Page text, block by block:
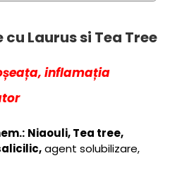
Laurus si Tea Tree
inflamația
Niaouli, Tea tree,
agent solubilizare,